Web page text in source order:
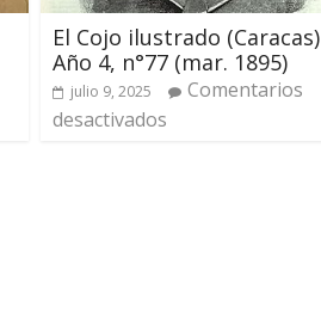
El Cojo ilustrado (Caracas)
Año 4, n°77 (mar. 1895)
julio 9, 2025
Comentarios
desactivados